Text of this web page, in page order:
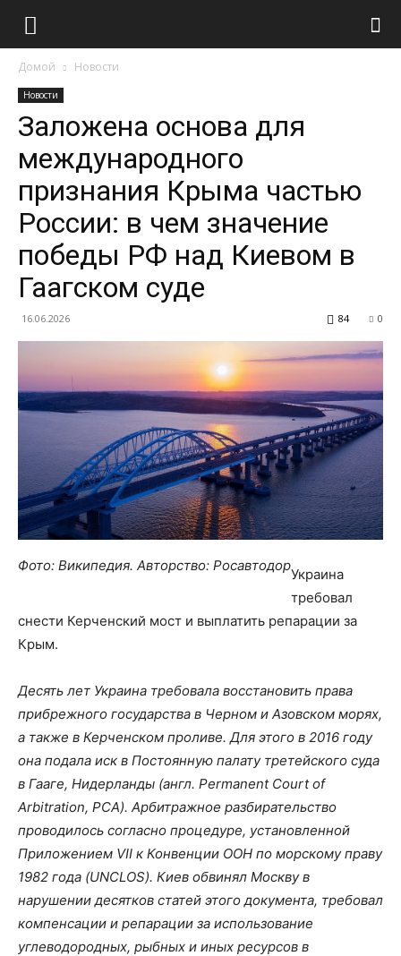
Домой Новости
Новости
Заложена основа для
международного
признания Крыма частью
России: в чем значение
победы РФ над Киевом в
Гаагском суде
16.06.2026 0
84
Фото: Википедия. Авторство: Росавтодор
Украина
требовал
снести Керченский мост и выплатить репарации за
Крым.
Десять лет Украина требовала восстановить права
прибрежного государства в Черном и Азовском морях,
а также в Керченском проливе. Для этого в 2016 году
она подала иск в Постоянную палату третейского суда
в Гааге, Нидерланды (англ. Permanent Court of
Arbitration, PCA). Арбитражное разбирательство
проводилось согласно процедуре, установленной
Приложением VII к Конвенции ООН по морскому праву
1982 года (UNCLOS). Киев обвинял Москву в
нарушении десятков статей этого документа, требовал
компенсации и репарации за использование
углеводородных, рыбных и иных ресурсов в